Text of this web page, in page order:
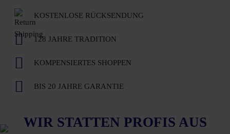
KOSTENLOSE RÜCKSENDUNG
128 JAHRE TRADITION
KOMPENSIERTES SHOPPEN
BIS 20 JAHRE GARANTIE
WIR STATTEN PROFIS AUS